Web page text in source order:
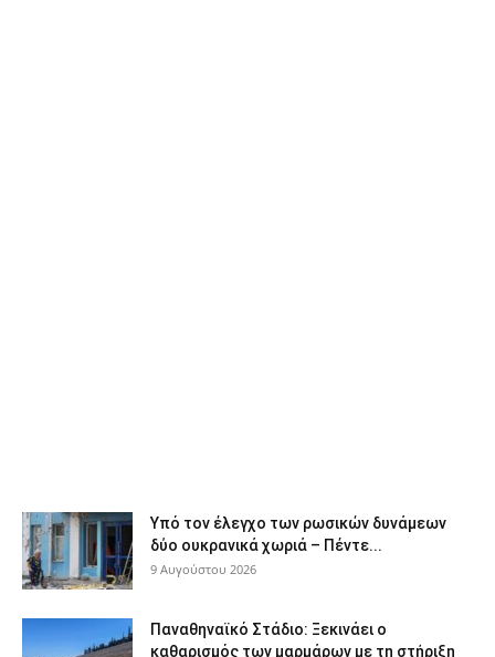
Υπό τον έλεγχο των ρωσικών δυνάμεων
δύο ουκρανικά χωριά – Πέντε...
9 Αυγούστου 2026
Παναθηναϊκό Στάδιο: Ξεκινάει ο
καθαρισμός των μαρμάρων με τη στήριξη